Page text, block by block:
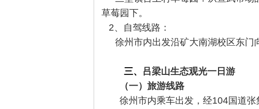
草莓园下。
2、自驾线路：
徐州市内出发沿矿大南湖校区东门
三、 吕梁山生态观光一日游
（一）旅游线路
徐州市内乘车出发，经104国道